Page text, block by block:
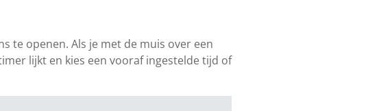
te openen. Als je met de muis over een
lijkt en kies een vooraf ingestelde tijd of